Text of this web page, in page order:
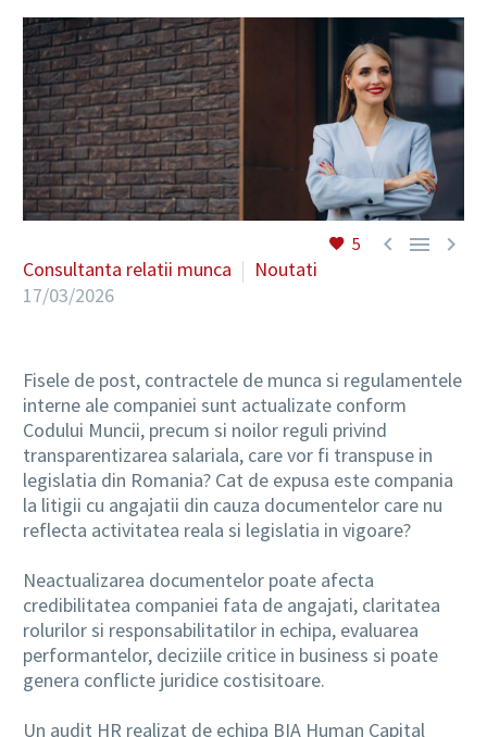
RO
5   
Consultanta relatii munca
Noutati
17/03/2026
Fisele de post, contractele de munca si regulamentele
interne ale companiei sunt actualizate conform
Codului Muncii, precum si noilor reguli privind
transparentizarea salariala, care vor fi transpuse in
legislatia din Romania? Cat de expusa este compania
la litigii cu angajatii din cauza documentelor care nu
reflecta activitatea reala si legislatia in vigoare?
Neactualizarea documentelor poate afecta
credibilitatea companiei fata de angajati, claritatea
rolurilor si responsabilitatilor in echipa, evaluarea
performantelor, deciziile critice in business si poate
genera conflicte juridice costisitoare.
Un audit HR realizat de echipa BIA Human Capital